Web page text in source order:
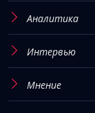
Аналитика
Интервью
Мнение